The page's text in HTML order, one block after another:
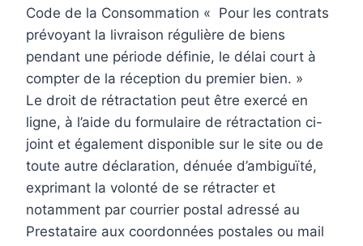
Code de la Consommation « Pour les contrats
prévoyant la livraison régulière de biens
pendant une période définie, le délai court à
compter de la réception du premier bien. »
Le droit de rétractation peut être exercé en
ligne, à l’aide du formulaire de rétractation ci-
joint et également disponible sur le site ou de
toute autre déclaration, dénuée d’ambiguïté,
exprimant la volonté de se rétracter et
notamment par courrier postal adressé au
Prestataire aux coordonnées postales ou mail